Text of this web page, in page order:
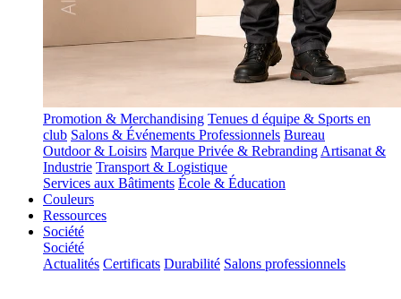
Promotion & Merchandising Tenues d équipe & Sports en
club Salons & Événements Professionnels Bureau
Outdoor & Loisirs Marque Privée & Rebranding Artisanat &
Industrie Transport & Logistique
Services aux Bâtiments École & Éducation
Couleurs
Ressources
Société
Société
Actualités Certificats Durabilité Salons professionnels